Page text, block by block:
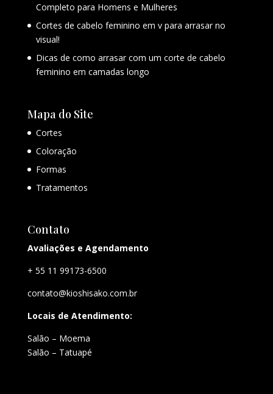
Completo para Homens e Mulheres
Cortes de cabelo feminino em v para arrasar no
visual!
Dicas de como arrasar com um corte de cabelo
feminino em camadas longo
Mapa do Site
Cortes
Coloração
Formas
Tratamentos
Contato
Avaliações e Agendamento
+ 55 11 99173-6500
contato@kioshisako.com.br
Locais de Atendimento:
Salão – Moema
Salão – Tatuapé